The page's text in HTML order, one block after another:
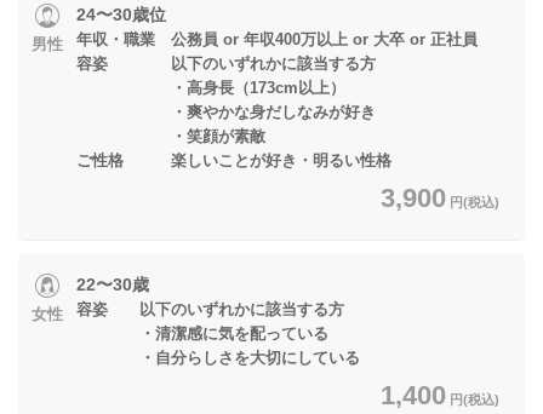
男性
24〜30歳位
年収・職業 公務員 or 年収400万以上 or 大卒 or 正社員
容姿 以下のいずれかに該当する方
・高身長（173cm以上）
・爽やかな身だしなみが好き
・笑顔が素敵
ご性格 楽しいことが好き・明るい性格
3,900 円(税込)
女性
22〜30歳
容姿 以下のいずれかに該当する方
・清潔感に気を配っている
・自分らしさを大切にしている
1,400 円(税込)